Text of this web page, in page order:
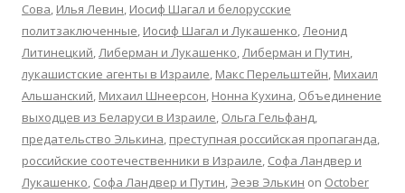
Сова, Илья Левин, Иосиф Шагал и белорусские
политзаключенные, Иосиф Шагал и Лукашенко,Леонид
Литинецкий,Либерман и Лукашенко,Либерман и Путин,
лукашистские агенты в Израиле, Макс Перельштейн, Михаил
Альшанский, Михаил Шнеерсон, Нонна Кухина, Объединение
выходцев из Беларуси в Израиле, Ольга Гельфанд,
предательство Элькина, преступная российская пропаганда,
российские соотечественники в Израиле, Софа Ландвер и
Лукашенко, Софа Ландвер и Путин, Эеэв Элькин on October